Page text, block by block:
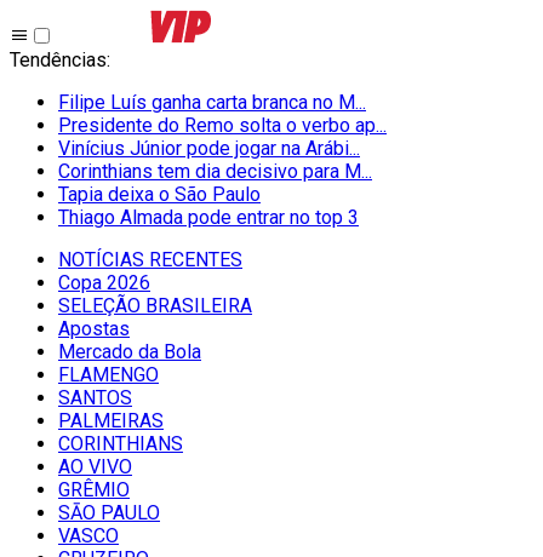
Tendências:
Filipe Luís ganha carta branca no M...
Presidente do Remo solta o verbo ap...
Vinícius Júnior pode jogar na Arábi...
Corinthians tem dia decisivo para M...
Tapia deixa o São Paulo
Thiago Almada pode entrar no top 3
NOTÍCIAS RECENTES
Copa 2026
SELEÇÃO BRASILEIRA
Apostas
Mercado da Bola
FLAMENGO
SANTOS
PALMEIRAS
CORINTHIANS
AO VIVO
GRÊMIO
SĀO PAULO
VASCO